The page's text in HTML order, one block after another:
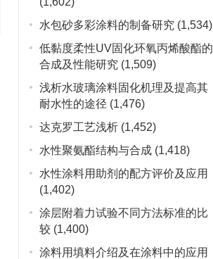
水包砂多彩涂料的制备研究 (1,534)
低黏度柔性UV固化环氧丙烯酸酯的
合成及性能研究 (1,509)
浅析水玻璃涂料固化机理及提高其
耐水性的途径 (1,476)
达克罗工艺浅析 (1,452)
水性聚氨酯结构与合成 (1,418)
水性涂料用助剂的配方评价及应用
(1,402)
涂层附着力试验不同方法标准的比
较 (1,400)
涂料用填料介绍及在涂料中的应用